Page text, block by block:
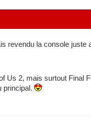
revendu la console juste
Us 2, mais surtout Final
principal.